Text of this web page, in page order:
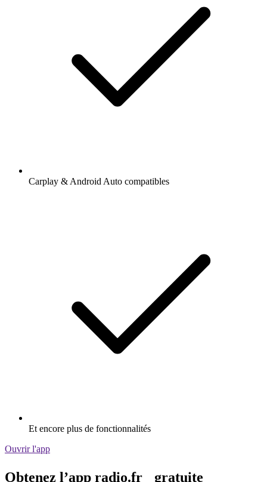
Carplay & Android Auto compatibles
Et encore plus de fonctionnalités
Ouvrir l'app
Obtenez l’app radio.fr gratuite